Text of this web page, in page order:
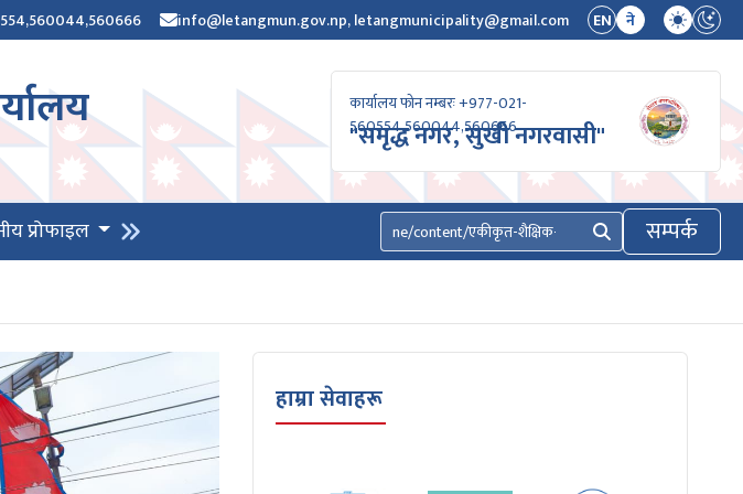
info@letangmun.gov.np, letangmunicipality@gmail.com EN ने
कार्यालय फोन नम्बरः +977-021-
560554,560044,560666
"समृद्ध नगर, सुखी नगरवासी"
प्रोफाइल खोज्नुहोस् सम्पर्क
हाम्रा सेवाहरू